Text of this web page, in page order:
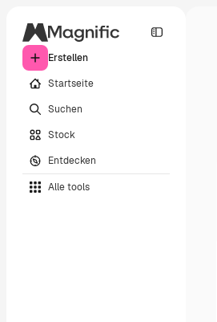
Erstellen
Startseite
Suchen
Stock
Entdecken
Alle tools